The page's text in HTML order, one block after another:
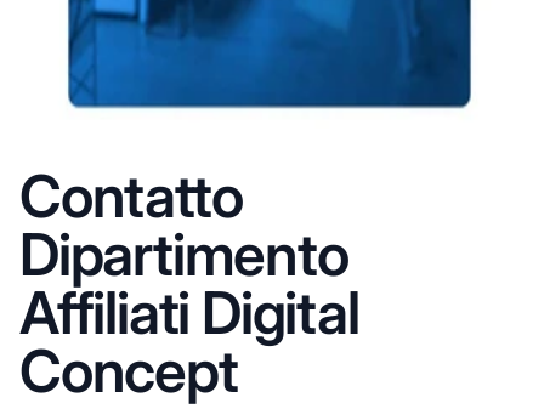
Contatto
Dipartimento
Affiliati Digital
Concept